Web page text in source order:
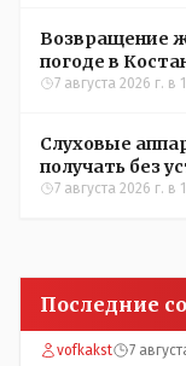
Возвращение
погоде в
7 августа 2026 г. в
Слуховые
получать без
7 августа 2026 г. в
Последние
vofkakst 7